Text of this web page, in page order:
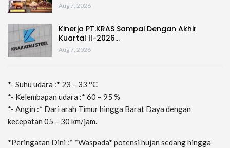
Aug 7, 2026
Kinerja PT.KRAS Sampai Dengan Akhir
Kuartal II-2026…
Aug 7, 2026
*- Suhu udara :* 23 – 33 °C
*- Kelembapan udara :* 60 – 95 %
*- Angin :* Dari arah Timur hingga Barat Daya dengan
kecepatan 05 – 30 km/jam.
*Peringatan Dini :* *Waspada* potensi hujan sedang hingga